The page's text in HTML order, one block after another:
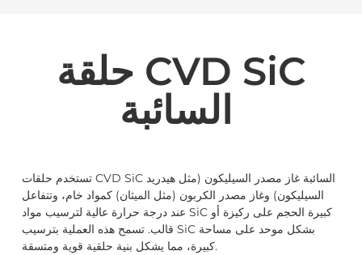
حلقة CVD SiC
تستخدم حلقات CVD SiC السائبة غاز مصدر السيليكون (مثل هيدريد
السيليكون) وغاز مصدر الكربون (مثل الميثان) كمواد خام، وتتفاعل
عند درجة حرارة عالية لترسيب مواد SiC كبيرة الحجم على ركيزة أو
قالب. تسمح هذه العملية بترسيب SiC بشكل موحد على مساحة
كبيرة، مما يشكل بنية حلقية قوية ومتسقة.